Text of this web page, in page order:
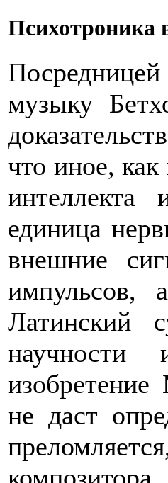
Психотроника
музыку
что иное,
единица
внешние
импульсов,
Латинский
не даст